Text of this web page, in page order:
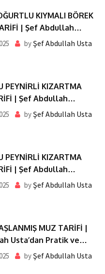
KIYMALI BÖREK
| Şef Abdullah
ve Nefis Lezzet
byŞef Abdullah Usta
PEYNİRLİ KIZARTMA
| Şef Abdullah
ve Nefis Lezzet
byŞef Abdullah Usta
PEYNİRLİ KIZARTMA
| Şef Abdullah
ve Nefis Lezzet
byŞef Abdullah Usta
MUZ TARİFİ |
Usta’dan Pratik ve
byŞef Abdullah Usta